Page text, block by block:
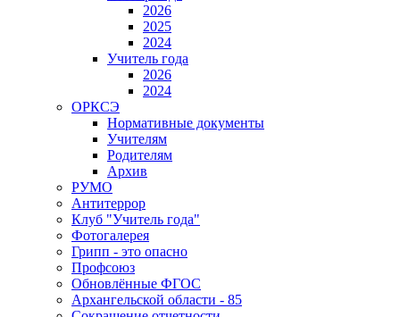
2026
2025
2024
Учитель года
2026
2024
ОРКСЭ
Нормативные документы
Учителям
Родителям
Архив
РУМО
Антитеррор
Клуб "Учитель года"
Фотогалерея
Грипп - это опасно
Профсоюз
Обновлённые ФГОС
Архангельской области - 85